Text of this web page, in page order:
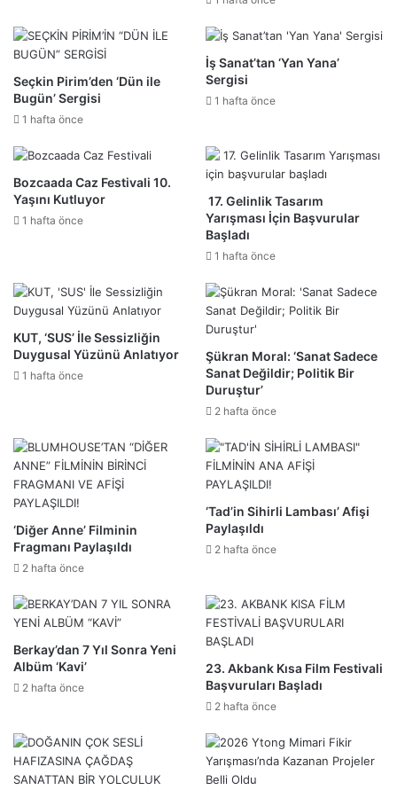
Seçkin Pirim’den ‘Dün ile
Bugün’ Sergisi
1 hafta önce
İş Sanat’tan ‘Yan Yana’
Sergisi
1 hafta önce
Bozcaada Caz Festivali 10.
Yaşını Kutluyor
1 hafta önce
17. Gelinlik Tasarım
Yarışması İçin Başvurular
Başladı
1 hafta önce
KUT, ‘SUS’ İle Sessizliğin
Duygusal Yüzünü Anlatıyor
1 hafta önce
Şükran Moral: ‘Sanat Sadece
Sanat Değildir; Politik Bir
Duruştur’
2 hafta önce
‘Diğer Anne’ Filminin
Fragmanı Paylaşıldı
2 hafta önce
‘Tad’in Sihirli Lambası’ Afişi
Paylaşıldı
2 hafta önce
Berkay’dan 7 Yıl Sonra Yeni
Albüm ‘Kavi’
2 hafta önce
23. Akbank Kısa Film Festivali
Başvuruları Başladı
2 hafta önce